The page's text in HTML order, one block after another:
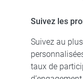
Suivez les
Suivez au
taux de